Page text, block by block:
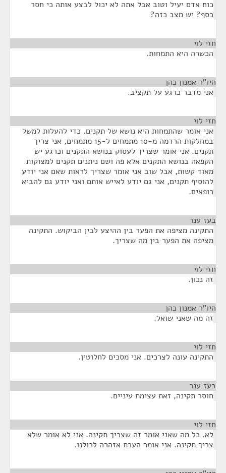
כוח אדם יעיל וטוב אבל אתה לא יכול לבצע אותה כי חסר
כסף? יש מצב כזה?
חזי לוי
הכשרה היא התמחות.
היו"ר אמנון כהן
אני מדבר כרגע על תקציב.
חזי לוי
אני אומר שהתמחות היא נושא של תקנים. כדי להעלות למשל
במחלקות הרדמה מ-10 מתמחים ל-15 מתמחים, אני צריך
תקנים. אני אומר שצריך לעסוק בנושא התקנים וכרגע יש
הקפאה בנושא התקנים אלא פה ושם ניתנים תקנים למצוקות
מאוד קשות, אבל שוב אני אומר שצריך לראות שאם אני יודע
להוסיף תקנים, אני גם יודע לאייש אותם ואני יודע גם להביא
רופאים.
בעז ענר
התקינה מציפה את הפער בין ההיצע לבין הביקוש. התקינה
מציפה את הפער בין מה שצריך.
חזי לוי
זה נכון.
היו"ר אמנון כהן
זה מה שאני שואל.
חזי לוי
התקינה עונה לצרכים. אני מסכים לחלוטין.
בעז ענר
חוסר תקינה, זאת עצימת עיניים.
חזי לוי
לא. כל מה שאני אומר זה שצריך תקינה. אני לא אומר שלא
צריך תקינה. אני אומר הערת אזהרה לכולנו.